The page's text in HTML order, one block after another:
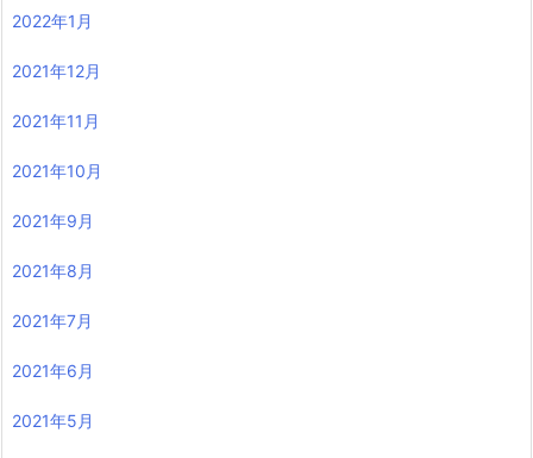
2022年1月
2021年12月
2021年11月
2021年10月
2021年9月
2021年8月
2021年7月
2021年6月
2021年5月